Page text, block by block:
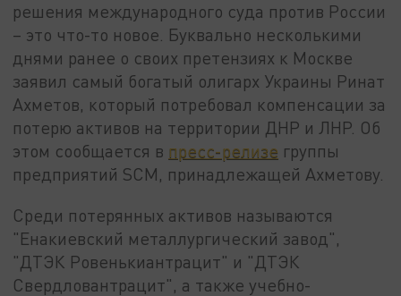
решения международного суда против России
– это что-то новое. Буквально несколькими
днями ранее о своих претензиях к Москве
заявил самый богатый олигарх Украины Ринат
Ахметов, который потребовал компенсации за
потерю активов на территории ДНР и ЛНР. Об
этом сообщается в пресс-релизе группы
предприятий SCM, принадлежащей Ахметову.
Среди потерянных активов называются
"Енакиевский металлургический завод",
"ДТЭК Ровенькиантрацит" и "ДТЭК
Свердловантрацит", а также учебно-